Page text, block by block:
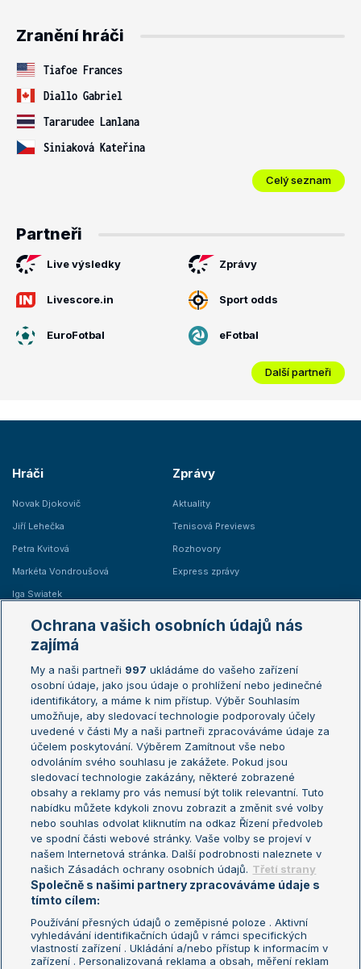
Zranění hráči
Tiafoe Frances
Diallo Gabriel
Tararudee Lanlana
Siniaková Kateřina
Celý seznam
Partneři
Live výsledky Zprávy
Livescore.in Sport odds
EuroFotbal eFotbal
Další partneři
Hráči
Novak Djokovič
Jiří Lehečka
Petra Kvitová
Markéta Vondroušová
Iga Swiatek
Zprávy
Aktuality
Tenisová Previews
Rozhovory
Express zprávy
Žebříčky
Žebříček ATP (muži)
Žebříček WTA (ženy)
Sázkařský žebříček
Australian Open
French Open
Wimbledon
US Open
Turnaj mistrů
Turnaj mistryň
Aktualní trendy
Fotbalové přestupy
Livesport Daily
LS Prague Open
Podmínky užití
Nastavení soukromí
Ochrana vašich osobních údajů nás
zajímá
My a naši partneři 997 ukládáme do vašeho zařízení
osobní údaje, jako jsou údaje o prohlížení nebo jedinečné
identifikátory, a máme k nim přístup. Výběr Souhlasím
umožňuje, aby sledovací technologie podporovaly účely
uvedené v části My a naši partneři zpracováváme údaje za
účelem poskytování. Výběrem Zamítnout vše nebo
odvoláním svého souhlasu je zakážete. Pokud jsou
sledovací technologie zakázány, některé zobrazené
obsahy a reklamy pro vás nemusí být tolik relevantní. Tuto
nabídku můžete kdykoli znovu zobrazit a změnit své volby
nebo souhlas odvolat kliknutím na odkaz Řízení předvoleb
ve spodní části webové stránky. Vaše volby se projeví v
našem Internetová stránka. Další podrobnosti naleznete v
našich Zásadách ochrany osobních údajů. Třetí strany
Společně s našimi partnery zpracováváme údaje s
tímto cílem:
Používání přesných údajů o zeměpisné poloze . Aktivní
vyhledávání identifikačních údajů v rámci specifických
vlastností zařízení . Ukládání a/nebo přístup k informacím v
zařízení . Personalizovaná reklama a obsah, měření reklam